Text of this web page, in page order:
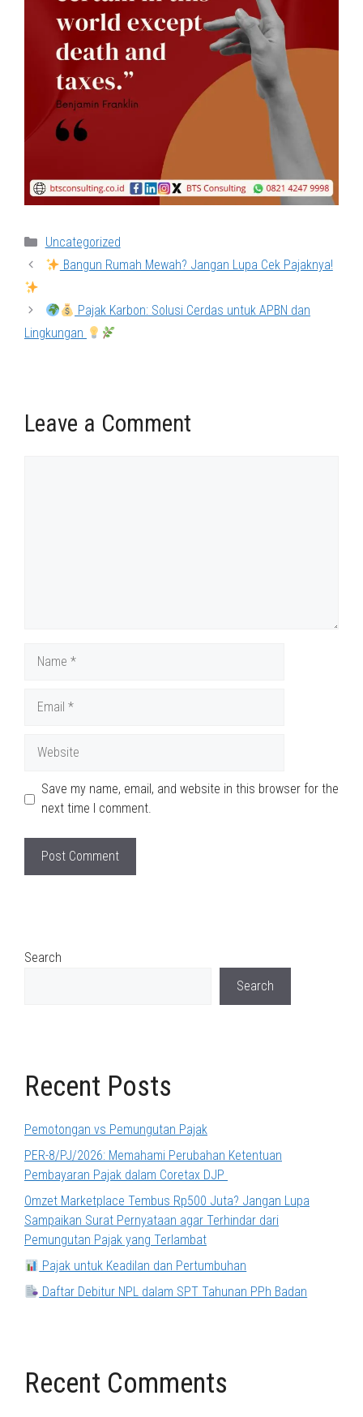
Categories
Uncategorized
Bangun Rumah Mewah? Jangan Lupa Cek Pajaknya!
Pajak Karbon: Solusi Cerdas untuk APBN dan
Lingkungan
Leave a Comment
Save my name, email, and website in this browser for the
next time I comment.
Search
Search
Recent Posts
Pemotongan vs Pemungutan Pajak
PER-8/PJ/2026: Memahami Perubahan Ketentuan
Pembayaran Pajak dalam Coretax DJP
Omzet Marketplace Tembus Rp500 Juta? Jangan Lupa
Sampaikan Surat Pernyataan agar Terhindar dari
Pemungutan Pajak yang Terlambat
Pajak untuk Keadilan dan Pertumbuhan
Daftar Debitur NPL dalam SPT Tahunan PPh Badan
Recent Comments